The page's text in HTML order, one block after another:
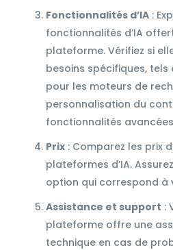
Fonctionnalités d’IA:
fonctionnalités d’IA
plateforme. Vérifiez si
besoins spécifiques, tels
pour les moteurs de
personnalisation du
fonctionnalités
Prix: Comparez les prix
plateformes d’IA.
option qui correspond à
Assistance et support :
plateforme offre une
technique en cas de